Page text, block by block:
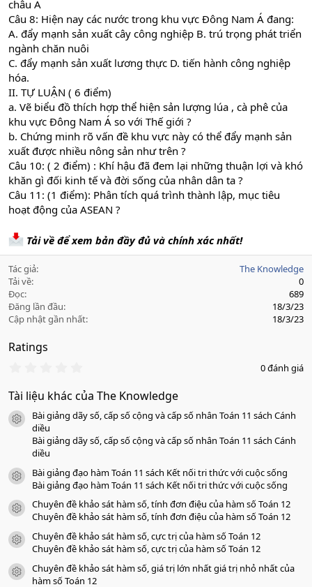
châu Á
Câu 8: Hiện nay các nước trong khu vực Đông Nam Á đang:
A. đẩy mạnh sản xuất cây công nghiệp B. trú trọng phát triển
ngành chăn nuôi
C. đẩy mạnh sản xuất lương thực D. tiến hành công nghiệp
hóa.
II. TỰ LUẬN ( 6 điểm)
a. Vẽ biểu đồ thích hợp thể hiện sản lượng lúa , cà phê của
khu vực Đông Nam Á so với Thế giới ?
b. Chứng minh rõ vấn đề khu vực này có thể đẩy mạnh sản
xuất được nhiều nông sản như trên ?
Câu 10: ( 2 điểm) : Khí hậu đã đem lại những thuận lợi và khó
khăn gì đối kinh tế và đời sống của nhân dân ta ?
Câu 11: (1 điểm): Phân tích quá trình thành lập, mục tiêu
hoạt động của ASEAN ?
Tải về để xem bản đầy đủ và chính xác nhất!
Tác giả
The Knowledge
Tải về
0
Đọc
689
Đăng lần đầu
18/3/23
Cập nhật gần nhất
18/3/23
Ratings
0
0
a
0 đánh giá
Tài liệu khác của The Knowledge
icon tài liệu
Bài giảng dãy số, cấp số cộng và cấp số nhân Toán 11 sách Cánh
diều
Bài giảng dãy số, cấp số cộng và cấp số nhân Toán 11 sách Cánh
diều
icon tài liệu
Bài giảng đạo hàm Toán 11 sách Kết nối tri thức với cuộc sống
Bài giảng đạo hàm Toán 11 sách Kết nối tri thức với cuộc sống
icon tài liệu
Chuyên đề khảo sát hàm số, tính đơn điệu của hàm số Toán 12
Chuyên đề khảo sát hàm số, tính đơn điệu của hàm số Toán 12
icon tài liệu
Chuyên đề khảo sát hàm số, cực trị của hàm số Toán 12
Chuyên đề khảo sát hàm số, cực trị của hàm số Toán 12
icon tài liệu
Chuyên đề khảo sát hàm số, giá trị lớn nhất giá trị nhỏ nhất của
hàm số Toán 12